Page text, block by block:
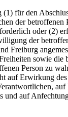
(1) für den
der betroffenen
oder (2)
der
Freiburg
sowie die
Person zu
auf Erwirkung
und auf